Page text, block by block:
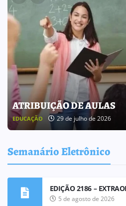
ATRIBUIÇÃO DE AULAS
EDUCAÇÃO 29 de julho de 2026
Semanário Eletrônico
EDIÇÃO 2186 –
5 de agosto de 2026